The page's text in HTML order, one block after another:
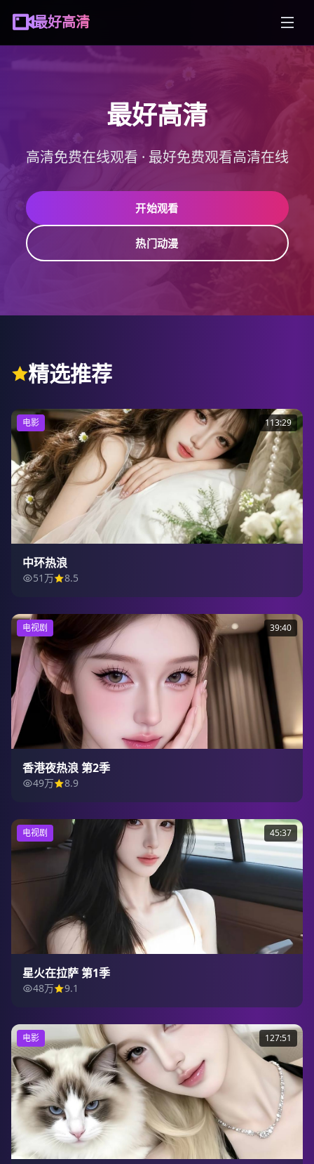
最好高清
最好高清
高清免费在线观看 · 最好免费观看高清在线
开始观看
热门动漫
精选推荐
电影 113:29
中环热浪
51万 8.5
电视剧 39:40
香港夜热浪 第2季
49万 8.9
电视剧 45:37
星火在拉萨 第1季
48万 9.1
电影 127:51